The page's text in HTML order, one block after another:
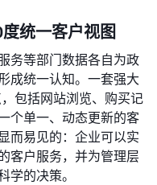
统一客户视图
务等部门数据各自为政
成统一认知。一套强大
包括网站浏览、购买记
个单一、动态更新的客
而易见的：企业可以实
客户服务，并为管理层
的决策。